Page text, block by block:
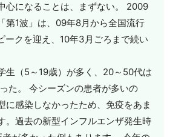
心になることは、まずない。 2009
第1波」は、09年8月から全国流行
ークを迎え、10年3月ごろまで続い
生（5～19歳）が多く、20～50代は
た。 今シーズンの患者が多いの
に感染しなかったため、免疫をあま
。過去の新型インフルエンザ発生時